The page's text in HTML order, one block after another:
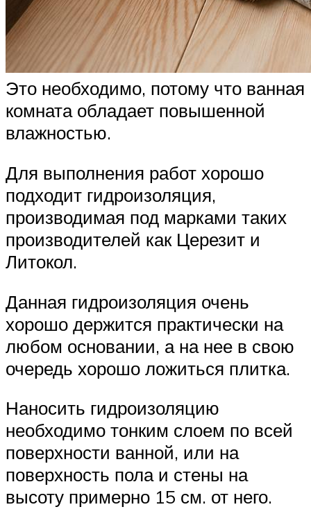
Это необходимо, потому что ванная
комната обладает повышенной
влажностью.
Для выполнения работ хорошо
подходит гидроизоляция,
производимая под марками таких
производителей как Церезит и
Литокол.
Данная гидроизоляция очень
хорошо держится практически на
любом основании, а на нее в свою
очередь хорошо ложиться плитка.
Наносить гидроизоляцию
необходимо тонким слоем по всей
поверхности ванной, или на
поверхность пола и стены на
высоту примерно 15 см. от него.